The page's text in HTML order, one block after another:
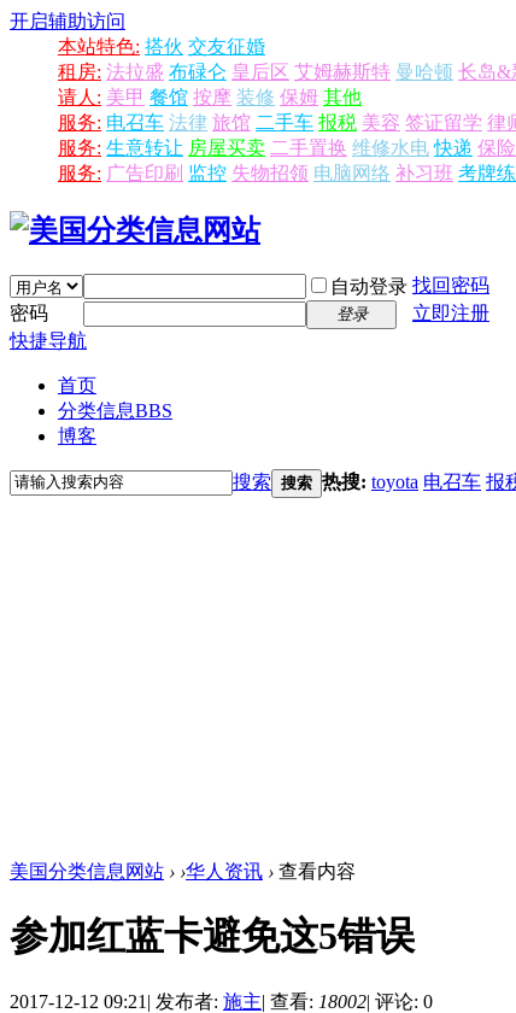
开启辅助访问
本站特色: 搭伙 交友征婚
租房: 法拉盛 布碌仑 皇后区 艾姆赫斯特 曼哈顿 长岛&
请人: 美甲 餐馆 按摩 装修 保姆 其他
服务: 电召车 法律 旅馆 二手车 报税 美容 签证留学 律
服务: 生意转让 房屋买卖 二手置换 维修水电 快递 保险
服务: 广告印刷 监控 失物招领 电脑网络 补习班 考牌
自动登录 找回密码
密码
登录
立即注册
快捷导航
首页
分类信息BBS
博客
搜索 搜索 热搜: toyota 电召车 报
美国分类信息网站 › ›华人资讯 › 查看内容
参加红蓝卡避免这5错误
2017-12-12 09:21 | 发布者: 施主| 查看: 18002| 评论: 0